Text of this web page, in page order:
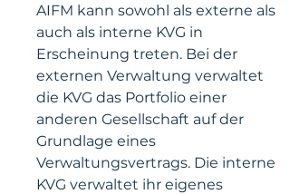
AIFM kann sowohl als externe als
auch als interne KVG in
Erscheinung treten. Bei der
externen Verwaltung verwaltet
die KVG das Portfolio einer
anderen Gesellschaft auf der
Grundlage eines
Verwaltungsvertrags. Die interne
KVG verwaltet ihr eigenes